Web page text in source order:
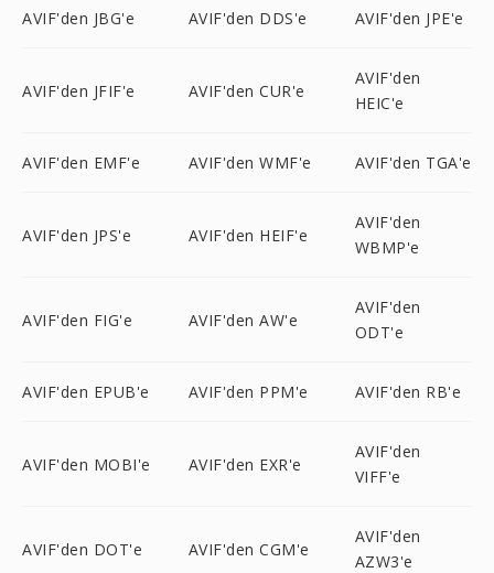
AVIF'den JBG'e AVIF'den DDS'e AVIF'den JPE'e
AVIF'den JFIF'e AVIF'den CUR'e
AVIF'den
HEIC'e
AVIF'den EMF'e AVIF'den WMF'e AVIF'den TGA'e
AVIF'den JPS'e AVIF'den HEIF'e
AVIF'den
WBMP'e
AVIF'den FIG'e AVIF'den AW'e
AVIF'den
ODT'e
AVIF'den EPUB'e AVIF'den PPM'e AVIF'den RB'e
AVIF'den MOBI'e AVIF'den EXR'e
AVIF'den
VIFF'e
AVIF'den DOT'e AVIF'den CGM'e
AVIF'den
AZW3'e